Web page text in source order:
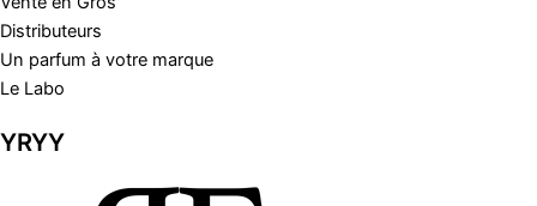
Distributeurs
Un parfum à votre marque
Le Labo
YRYY